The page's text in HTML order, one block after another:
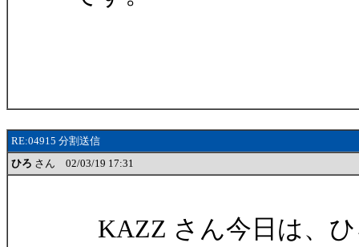
RE:04915 分割送信
ひろ さん 02/03/19 17:31
KAZZ さん今日は、